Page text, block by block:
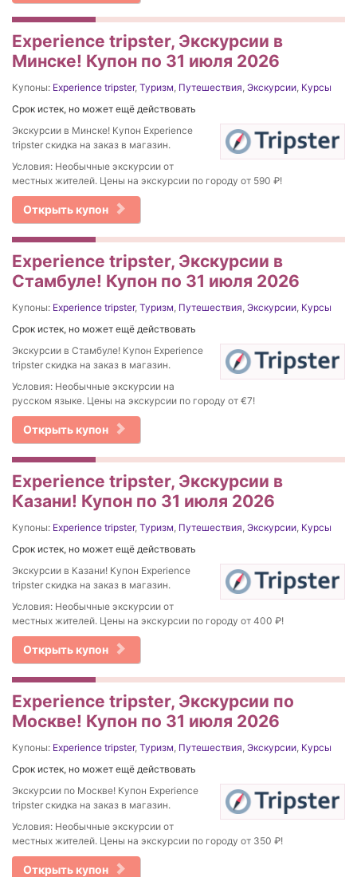
Experience tripster, Экскурсии в
Минске! Купон по 31 июля 2026
Купоны: Experience tripster, Туризм, Путешествия, Экскурсии, Курсы
Срок истек, но может ещё действовать
Экскурсии в Минске! Купон Experience
tripster скидка на заказ в магазин.
Условия: Необычные экскурсии от
местных жителей. Цены на экскурсии по городу от 590 ₽!
Открыть купон
Experience tripster, Экскурсии в
Стамбуле! Купон по 31 июля 2026
Купоны: Experience tripster, Туризм, Путешествия, Экскурсии, Курсы
Срок истек, но может ещё действовать
Экскурсии в Стамбуле! Купон Experience
tripster скидка на заказ в магазин.
Условия: Необычные экскурсии на
русском языке. Цены на экскурсии по городу от €7!
Открыть купон
Experience tripster, Экскурсии в
Казани! Купон по 31 июля 2026
Купоны: Experience tripster, Туризм, Путешествия, Экскурсии, Курсы
Срок истек, но может ещё действовать
Экскурсии в Казани! Купон Experience
tripster скидка на заказ в магазин.
Условия: Необычные экскурсии от
местных жителей. Цены на экскурсии по городу от 400 ₽!
Открыть купон
Experience tripster, Экскурсии по
Москве! Купон по 31 июля 2026
Купоны: Experience tripster, Туризм, Путешествия, Экскурсии, Курсы
Срок истек, но может ещё действовать
Экскурсии по Москве! Купон Experience
tripster скидка на заказ в магазин.
Условия: Необычные экскурсии от
местных жителей. Цены на экскурсии по городу от 350 ₽!
Открыть купон